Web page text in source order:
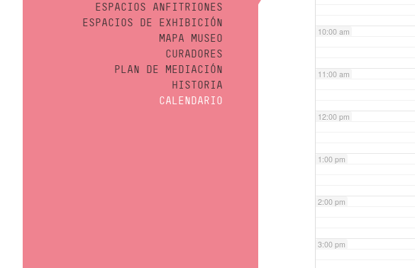
ESPACIOS ANFITRIONES
ESPACIOS DE EXHIBICIÓN
MAPA MUSEO
CURADORES
PLAN DE MEDIACIÓN
HISTORIA
CALENDARIO
10:00 am
11:00 am
12:00 pm
1:00 pm
2:00 pm
3:00 pm